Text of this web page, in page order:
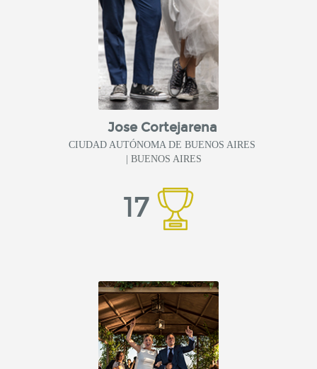
Jose Cortejarena
CIUDAD AUTÓNOMA DE BUENOS AIRES
| BUENOS AIRES
17